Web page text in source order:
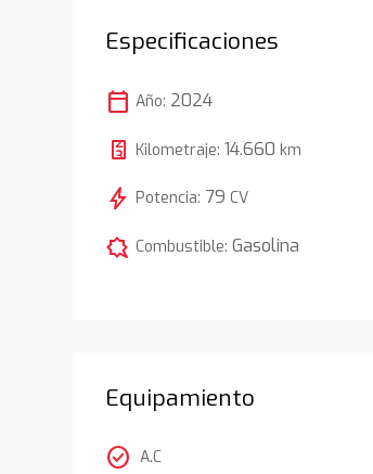
Especificaciones
calendar_today Año: 2024
Kilometraje:14.660 km
bolt Potencia: 79 CV
comic_bubble Combustible:Gasolina
Equipamiento
check_circle A.C